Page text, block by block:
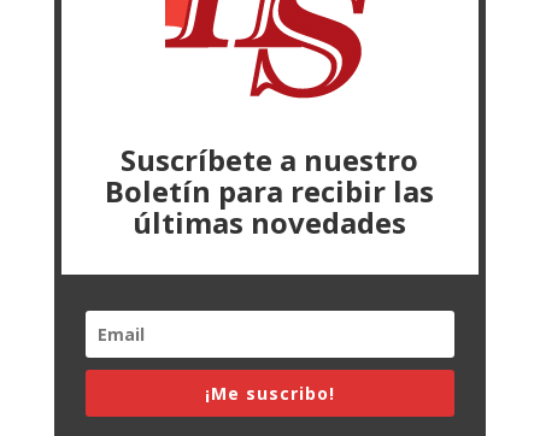
Suscríbete a nuestro
Boletín para recibir las
últimas novedades
¡Me suscribo!